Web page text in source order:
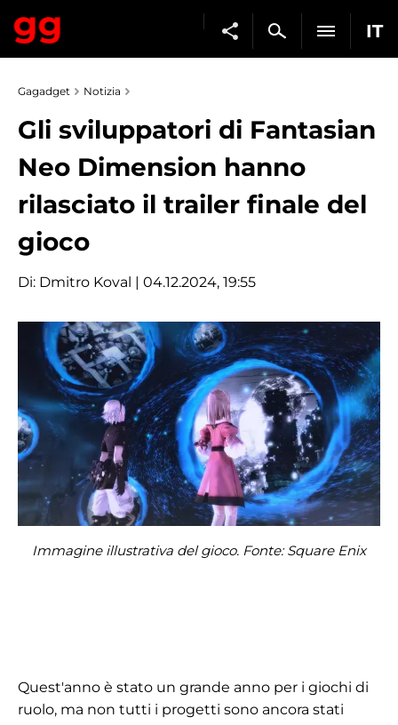
IT
Gagadget Notizia
Gli sviluppatori di Fantasian
Neo Dimension hanno
rilasciato il trailer finale del
gioco
Di: Dmitro Koval | 04.12.2024, 19:55
Immagine illustrativa del gioco. Fonte: Square Enix
Quest'anno è stato un grande anno per i giochi di
ruolo, ma non tutti i progetti sono ancora stati